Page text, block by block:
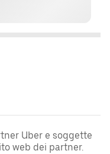
Uber e soggette
web dei partner.